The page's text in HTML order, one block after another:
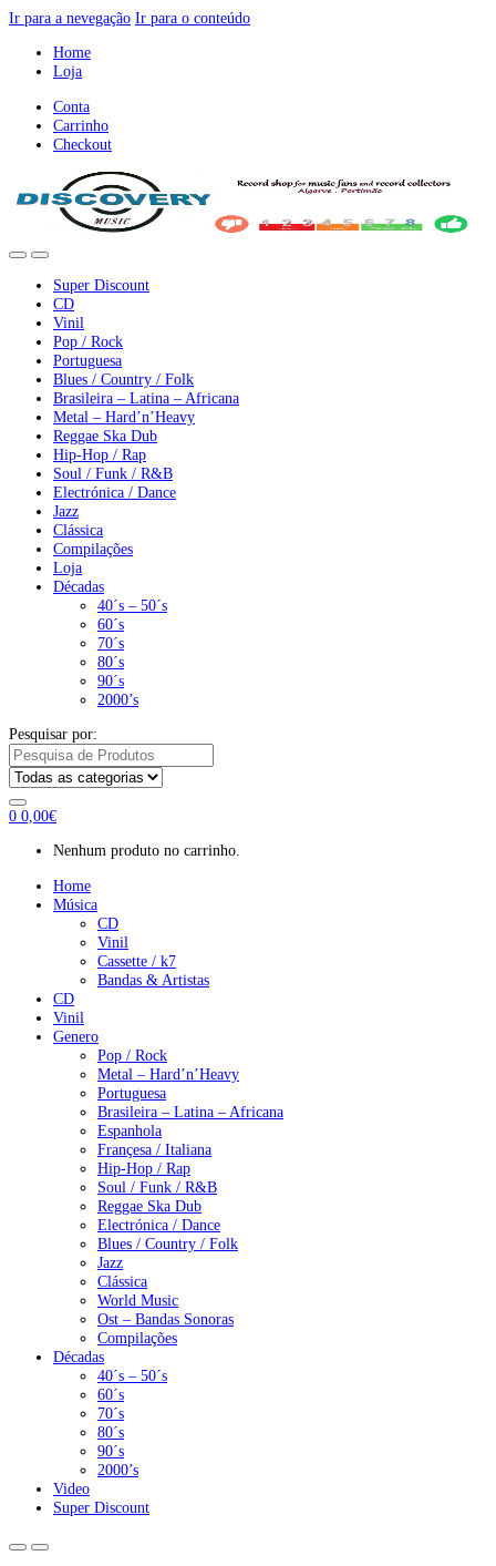
Ir para a nevegação Ir para o conteúdo
Home
Loja
Conta
Carrinho
Checkout
Super Discount
CD
Vinil
Pop / Rock
Portuguesa
Blues / Country / Folk
Brasileira – Latina – Africana
Metal – Hard’n’Heavy
Reggae Ska Dub
Hip-Hop / Rap
Soul / Funk / R&B
Electrónica / Dance
Jazz
Clássica
Compilações
Loja
Décadas
40´s – 50´s
60´s
70´s
80´s
90´s
2000’s
Pesquisar por:
0 0,00€
Nenhum produto no carrinho.
Home
Música
CD
Vinil
Cassette / k7
Bandas & Artistas
CD
Vinil
Genero
Pop / Rock
Metal – Hard’n’Heavy
Portuguesa
Brasileira – Latina – Africana
Espanhola
Françesa / Italiana
Hip-Hop / Rap
Soul / Funk / R&B
Reggae Ska Dub
Electrónica / Dance
Blues / Country / Folk
Jazz
Clássica
World Music
Ost – Bandas Sonoras
Compilações
Décadas
40´s – 50´s
60´s
70´s
80´s
90´s
2000’s
Video
Super Discount